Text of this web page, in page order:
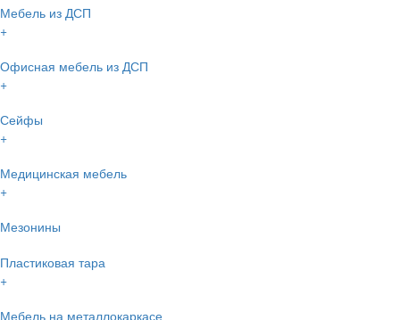
Мебель из ДСП
+
Офисная мебель из ДСП
+
Сейфы
+
Медицинская мебель
+
Мезонины
Пластиковая тара
+
Мебель на металлокаркасе